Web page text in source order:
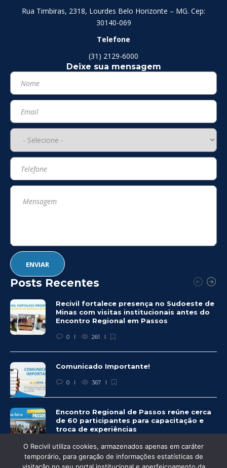
Rua Timbiras, 2318, Lourdes Belo Horizonte – MG. Cep:
30140-069
Telefone
(31) 2129-6000
Deixe sua mensagem
Posts Recentes
Recivil fortalece presença no Sudoeste de
Minas com visitas institucionais antes do
Encontro Regional em Passos
0 261
Comunicado Importante!
0 367
Encontro Regional de Passos reúne cerca
de 60 participantes para capacitação e
troca de experiências
0 337
O Recivil utiliza cookies, armazenados apenas em caráter
temporário, para geração de informações estatísticas de